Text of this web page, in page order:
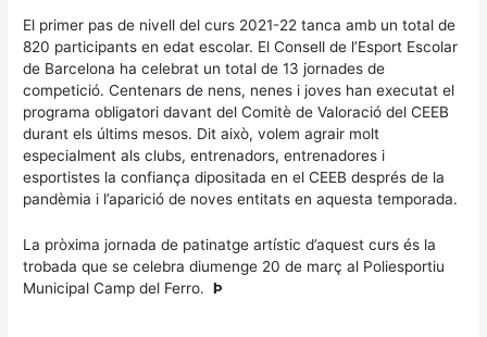
El primer pas de nivell del curs 2021-22 tanca amb un total de
820 participants en edat escolar. El Consell de l’Esport Escolar
de Barcelona ha celebrat un total de 13 jornades de
competició. Centenars de nens, nenes i joves han executat el
programa obligatori davant del Comitè de Valoració del CEEB
durant els últims mesos. Dit això, volem agrair molt
especialment als clubs, entrenadors, entrenadores i
esportistes la confiança dipositada en el CEEB després de la
pandèmia i l’aparició de noves entitats en aquesta temporada.
La pròxima jornada de patinatge artístic d’aquest curs és la
trobada que se celebra diumenge 20 de març al Poliesportiu
Municipal Camp del Ferro.Þ